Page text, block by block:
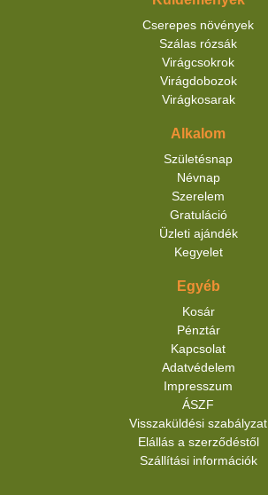
Cserepes növények
Szálas rózsák
Virágcsokrok
Virágdobozok
Virágkosarak
Alkalom
Születésnap
Névnap
Szerelem
Gratuláció
Üzleti ajándék
Kegyelet
Egyéb
Kosár
Pénztár
Kapcsolat
Adatvédelem
Impresszum
ÁSZF
Visszaküldési szabályzat
Elállás a szerződéstől
Szállítási információk